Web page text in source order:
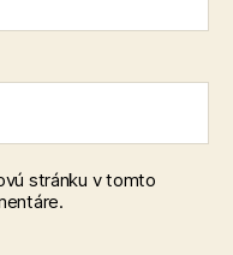
stránku v tomto